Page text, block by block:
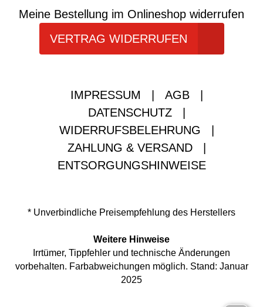
Meine Bestellung im Onlineshop widerrufen
VERTRAG WIDERRUFEN
IMPRESSUM AGB
DATENSCHUTZ
WIDERRUFSBELEHRUNG
ZAHLUNG & VERSAND
ENTSORGUNGSHINWEISE
* Unverbindliche Preisempfehlung des Herstellers
Weitere Hinweise
Irrtümer, Tippfehler und technische Änderungen
vorbehalten. Farbabweichungen möglich. Stand: Januar
2025